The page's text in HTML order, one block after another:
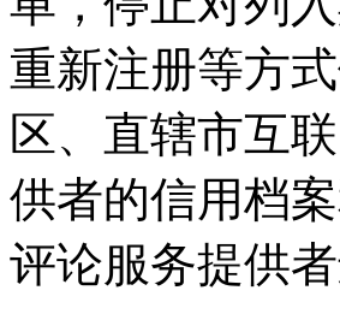
重新注册等方
区、直辖市互
供者的信用档
评论服务提供